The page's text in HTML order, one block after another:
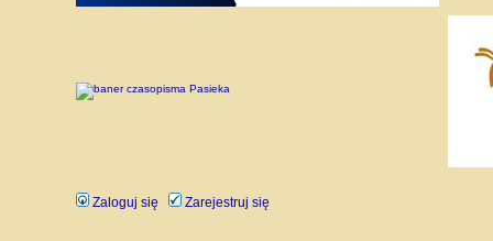
Zaloguj się Zarejestruj się